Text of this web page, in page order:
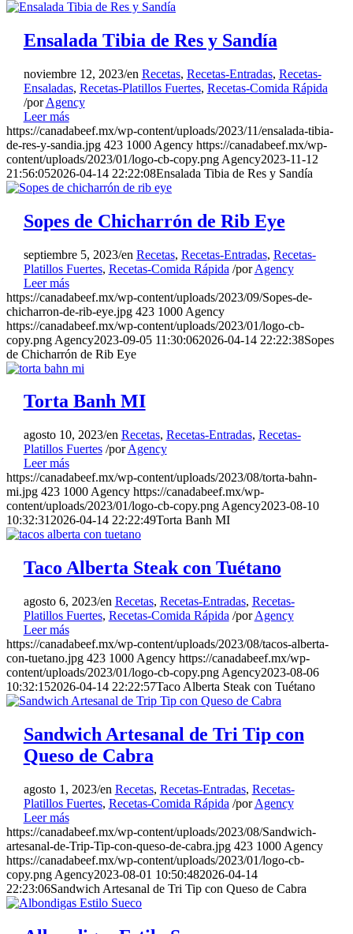
Ensalada Tibia de Res y Sandía
noviembre 12, 2023/en Recetas, Recetas-Entradas, Recetas-
Ensaladas, Recetas-Platillos Fuertes, Recetas-Comida Rápida
/porAgency
Leer más
https://canadabeef.mx/wp-content/uploads/2023/11/ensalada-tibia-
de-res-y-sandia.jpg 423 1000 Agency https://canadabeef.mx/wp-
content/uploads/2023/01/logo-cb-copy.png Agency2023-11-12
21:56:052026-04-14 22:22:08Ensalada Tibia de Res y Sandía
Sopes de Chicharrón de Rib Eye
septiembre 5, 2023/en Recetas, Recetas-Entradas, Recetas-
Platillos Fuertes, Recetas-Comida Rápida /porAgency
Leer más
https://canadabeef.mx/wp-content/uploads/2023/09/Sopes-de-
chicharron-de-rib-eye.jpg 423 1000 Agency
https://canadabeef.mx/wp-content/uploads/2023/01/logo-cb-
copy.png Agency2023-09-05 11:30:062026-04-14 22:22:38Sopes
de Chicharrón de Rib Eye
Torta Banh MI
agosto 10, 2023/en Recetas, Recetas-Entradas, Recetas-
Platillos Fuertes /porAgency
Leer más
https://canadabeef.mx/wp-content/uploads/2023/08/torta-bahn-
mi.jpg 423 1000 Agency https://canadabeef.mx/wp-
content/uploads/2023/01/logo-cb-copy.png Agency2023-08-10
10:32:31 2026-04-14 22:22:49Torta Banh MI
Taco Alberta Steak con Tuétano
agosto 6, 2023/en Recetas, Recetas-Entradas, Recetas-
Platillos Fuertes, Recetas-Comida Rápida /porAgency
Leer más
https://canadabeef.mx/wp-content/uploads/2023/08/tacos-alberta-
con-tuetano.jpg 423 1000 Agency https://canadabeef.mx/wp-
content/uploads/2023/01/logo-cb-copy.png Agency2023-08-06
10:32:152026-04-14 22:22:57Taco Alberta Steak con Tuétano
Sandwich Artesanal de Tri Tip con
Queso de Cabra
agosto 1, 2023/en Recetas, Recetas-Entradas, Recetas-
Platillos Fuertes, Recetas-Comida Rápida /porAgency
Leer más
https://canadabeef.mx/wp-content/uploads/2023/08/Sandwich-
artesanal-de-Trip-Tip-con-queso-de-cabra.jpg 423 1000 Agency
https://canadabeef.mx/wp-content/uploads/2023/01/logo-cb-
copy.png Agency2023-08-01 10:50:482026-04-14
22:23:06Sandwich Artesanal de Tri Tip con Queso de Cabra